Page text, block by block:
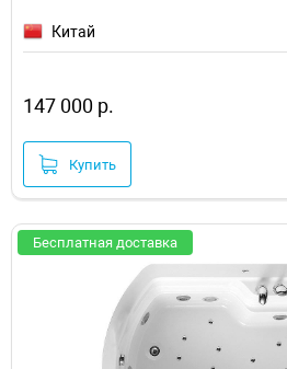
Китай
147 000 р.
Купить
Бесплатная доставка